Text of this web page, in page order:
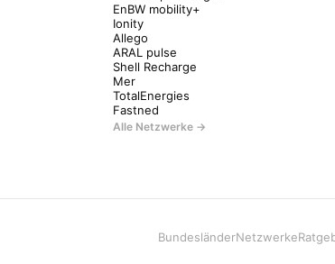
EnBW mobility+
Ionity
Allego
ARAL pulse
Shell Recharge
Mer
TotalEnergies
Fastned
Alle Netzwerke →
BundesländerNetzwerke